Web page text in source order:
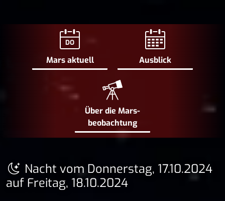
DO
Mars aktuell Ausblick
Über die Mars­
beobachtung
Nacht vom Donnerstag, 17.10.2024
auf Freitag, 18.10.2024